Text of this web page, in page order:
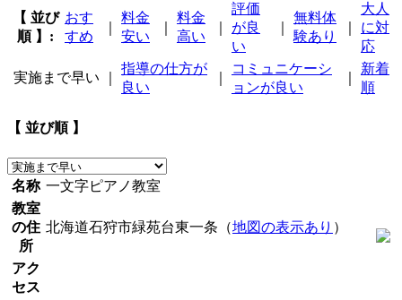
【 並び
順 】:
おす
すめ
料金
安い
料金
高い
評価
が良
い
無料体
験あり
大人
に対
応
実施まで早い
指導の仕方が
良い
コミュニケーシ
ョンが良い
新着
順
【 並び順 】
名称 一文字ピアノ教室
教室
の住
所
北海道石狩市緑苑台東一条（地図の表示あり ）
アク
セス